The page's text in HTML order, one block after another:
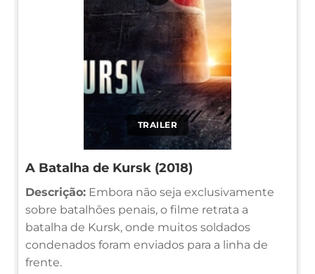
TRAILER
A Batalha de Kursk (2018)
Descrição: Embora não seja exclusivamente
sobre batalhões penais, o filme retrata a
batalha de Kursk, onde muitos soldados
condenados foram enviados para a linha de
frente.